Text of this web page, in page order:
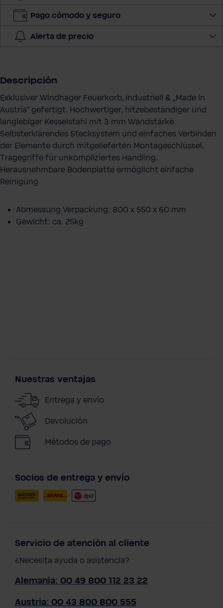
e
l
e
c
t
r
ó
n
c
o
Pago cómodo y seguro
Alerta de precio
Descripción
Exklusiver Windhager Feuerkorb, industriell & „Made in
Austria“ gefertigt. Hochwertiger, hitzebeständiger und
langlebiger Kesselstahl mit 3 mm Wandstärke.
Selbsterklärendes Stecksystem und einfaches Verbinden
der Elemente durch mitgelieferten Montageschlüssel.
Tragegriffe für unkompliziertes Handling.
Herausnehmbare Bodenplatte ermöglicht einfache
Reinigung
Abmessung Verpackung: 800 x 550 x 60 mm
Gewicht: ca. 25kg
Nuestras ventajas
Entrega y envío
Devolución
Métodos de pago
Socios de entrega y envío
Servicio de atención al cliente
¿Necesita ayuda o asistencia?
Alemania: 00 49 800 112 23 22
Austria: 00 43 800 800 555